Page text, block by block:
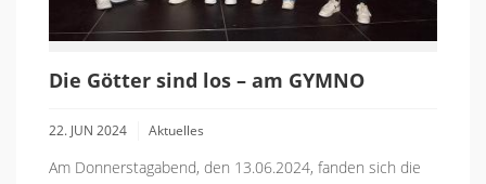
Die Götter sind los – am GYMNO
22. JUN 2024 Aktuelles
Am Donnerstagabend, den 13.06.2024, fanden sich die